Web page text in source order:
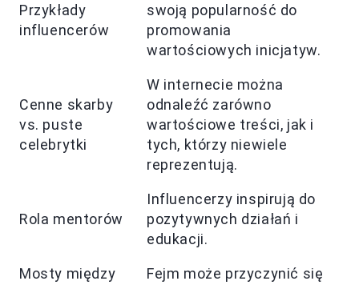
Przykłady
influencerów
swoją popularność do
promowania
wartościowych inicjatyw.
Cenne skarby
vs. puste
celebrytki
W internecie można
odnaleźć zarówno
wartościowe treści, jak i
tych, którzy niewiele
reprezentują.
Rola mentorów
Influencerzy inspirują do
pozytywnych działań i
edukacji.
Mosty między
Fejm może przyczynić się